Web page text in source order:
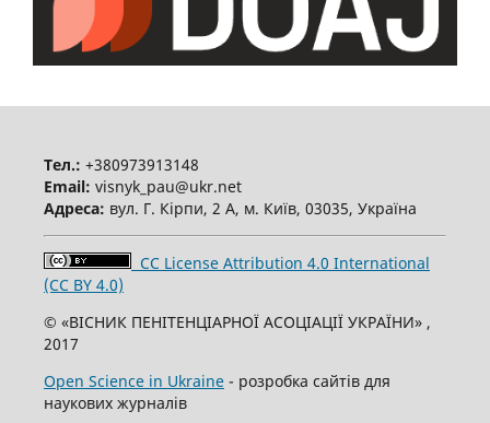
Тел.: +380973913148
Email: visnyk_pau@ukr.net
Адреса: вул. Г. Кірпи, 2 А, м. Київ, 03035, Україна
CC License Attribution 4.0 International
(CC BY 4.0)
© «ВІСНИК ПЕНІТЕНЦІАРНОЇ АСОЦІАЦІЇ УКРАЇНИ» ,
2017
Open Science in Ukraine- розробка сайтів для
наукових журналів